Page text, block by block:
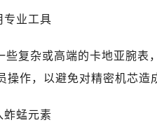
专业工具
些复杂或高端的卡地亚腕表
操作，以避免对精密机芯造
蚱蜢元素